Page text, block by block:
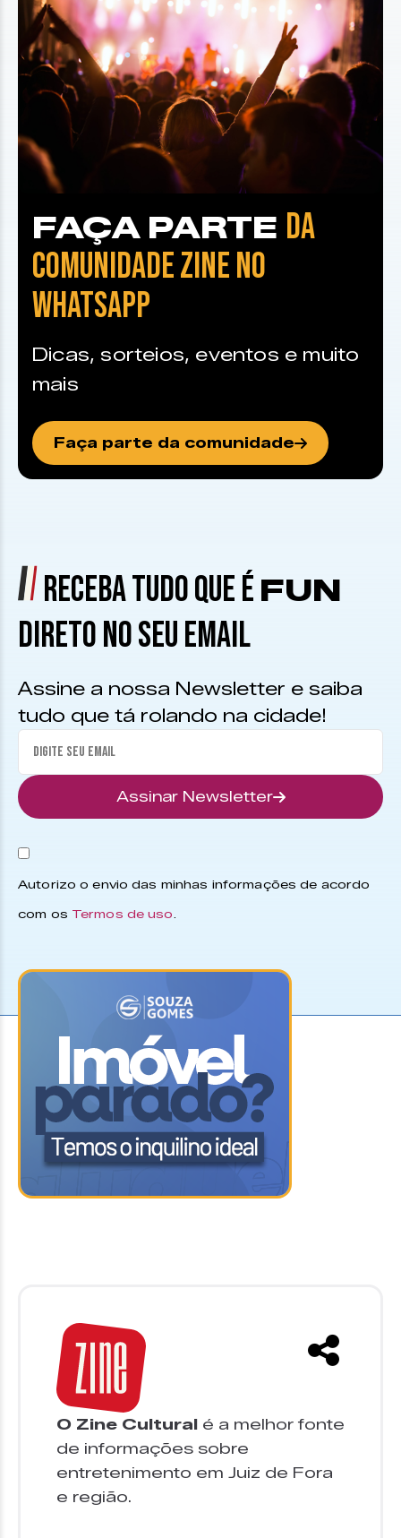
FAÇA PARTE DA
COMUNIDADE ZINE NO
WHATSAPP
Dicas, sorteios, eventos e muito
mais
Faça parte da comunidade
RECEBA TUDO QUE É FUN
DIRETO NO SEU EMAIL
Assine a nossa Newsletter e saiba
tudo que tá rolando na cidade!
Assinar Newsletter
Autorizo o envio das minhas informações de acordo
com os Termos de uso.
O Zine Cultural é a melhor fonte
de informações sobre
entretenimento em Juiz de Fora
e região.